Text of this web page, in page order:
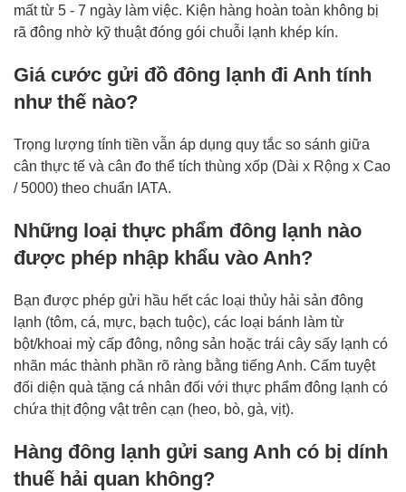
mất từ 5 - 7 ngày làm việc. Kiện hàng hoàn toàn không bị
rã đông nhờ kỹ thuật đóng gói chuỗi lạnh khép kín.
Giá cước gửi đồ đông lạnh đi Anh tính
như thế nào?
Trọng lượng tính tiền vẫn áp dụng quy tắc so sánh giữa
cân thực tế và cân đo thể tích thùng xốp (Dài x Rộng x Cao
/ 5000) theo chuẩn IATA.
Những loại thực phẩm đông lạnh nào
được phép nhập khẩu vào Anh?
Bạn được phép gửi hầu hết các loại thủy hải sản đông
lạnh (tôm, cá, mực, bạch tuộc), các loại bánh làm từ
bột/khoai mỳ cấp đông, nông sản hoặc trái cây sấy lạnh có
nhãn mác thành phần rõ ràng bằng tiếng Anh. Cấm tuyệt
đối diện quà tặng cá nhân đối với thực phẩm đông lạnh có
chứa thịt động vật trên cạn (heo, bò, gà, vịt).
Hàng đông lạnh gửi sang Anh có bị dính
thuế hải quan không?